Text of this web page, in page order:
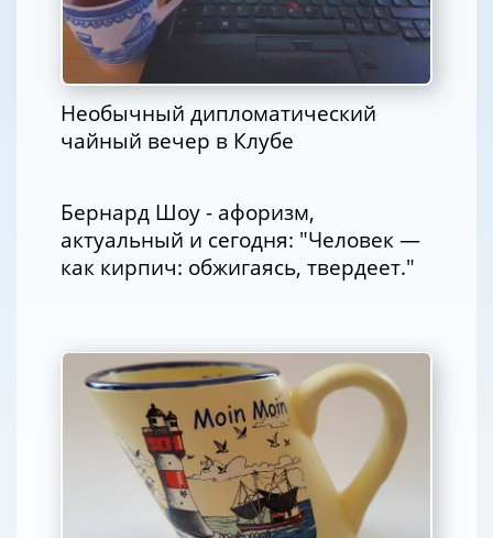
Необычный дипломатический
чайный вечер в Клубе
Бернард Шоу - афоризм,
актуальный и сегодня: "Человек —
как кирпич: обжигаясь, твердеет."